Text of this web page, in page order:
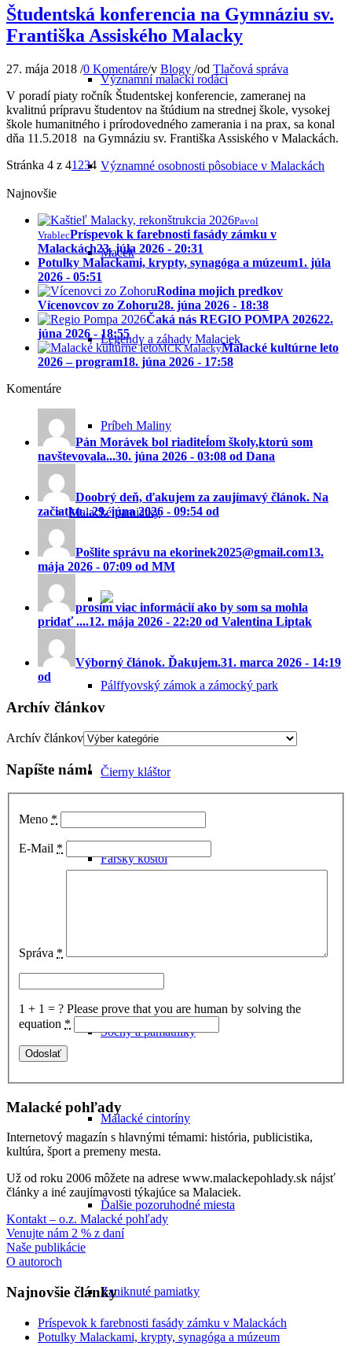
Významní malackí rodáci
Významné osobnosti pôsobiace v Malackách
Macek
Legendy a záhady Malaciek
Príbeh Maliny
Malacké pamiatky
Pálffyovský zámok a zámocký park
Čierny kláštor
Farský kostol
Sochy a pamätníky
Malacké cintoríny
Ďalšie pozoruhodné miesta
Zaniknuté pamiatky
Študentská konferencia na Gymnáziu sv.
Františka Assiského Malacky
27. mája 2018 /0 Komentáre/v Blogy /od Tlačová správa
V poradí piaty ročník Študentskej konferencie, zameranej na
kvalitnú prípravu študentov na štúdium na strednej škole, vysokej
škole humanitného i prírodovedného zamerania i na prax, sa konal
dňa 11.5.2018 na Gymnáziu sv. Františka Assiského v Malackách.
Stránka 4 z 41 234
Najnovšie
Pavol
VrablecPríspevok k farebnosti fasády zámku v
Malackách23. júla 2026 - 20:31
Potulky Malackami, krypty, synagóga a múzeum1. júla
2026 - 05:51
Rodina mojich predkov
Vícenovcov zo Zohoru28. júna 2026 - 18:38
Čaká nás REGIO POMPA 202622.
júna 2026 - 18:55
MCK MalackyMalacké kultúrne leto
2026 – program18. júna 2026 - 17:58
Komentáre
Pán Morávek bol riaditeĺom školy,ktorú som
navštevovala...30. júna 2026 - 03:08 od Dana
Doobrý deň, ďakujem za zaujímavý článok. Na
začiatku...29. júna 2026 - 09:54 od
Pošlite správu na ekorinek2025@gmail.com13.
mája 2026 - 07:09 od MM
prosím viac informácií ako by som sa mohla
pridať ....12. mája 2026 - 22:20 od Valentina Liptak
Výborný článok. Ďakujem.31. marca 2026 - 14:19
od
Archív článkov
Archív článkov
Napíšte nám!
Meno *
E-Mail *
Správa *
1 + 1 = ? Please prove that you are human by solving the
equation *
Malacké pohľady
Internetový magazín s hlavnými témami: história, publicistika,
kultúra, šport a premeny mesta.
Už od roku 2006 môžete na adrese www.malackepohlady.sk nájsť
články a iné zaujímavosti týkajúce sa Malaciek.
Kontakt – o.z. Malacké pohľady
Venujte nám 2 % z daní
Naše publikácie
O autoroch
Najnovšie články
Príspevok k farebnosti fasády zámku v Malackách
Potulky Malackami, krypty, synagóga a múzeum